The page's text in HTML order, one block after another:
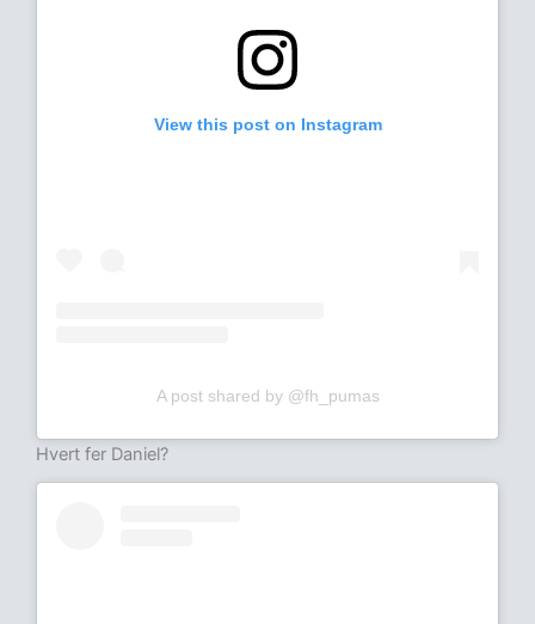
View this post on Instagram
A post shared by @fh_pumas
Hvert fer Daniel?